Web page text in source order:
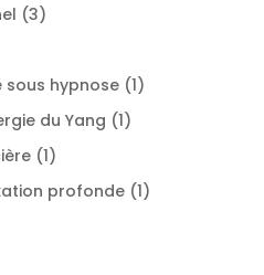
33
sous hypnose 11
du Yang 11
11
produit
profonde 11